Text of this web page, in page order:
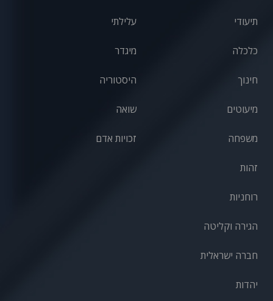
תיעודי
כלכלה
חינוך
מיעוטים
משפחה
עלילתי
מיגדר
היסטוריה
שואה
זכויות אדם
זהות
רוחניות
הגירה וקליטה
חברה ישראלית
יהדות